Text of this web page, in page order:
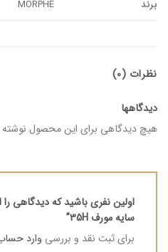
برند MORPHE
نظرات (0)
دیدگاهها
هیچ دیدگاهی برای این محصول
اولین نفری باشید که دیدگاهی
سایه مورف 35H”
برای ثبت نقد و بررسی وارد